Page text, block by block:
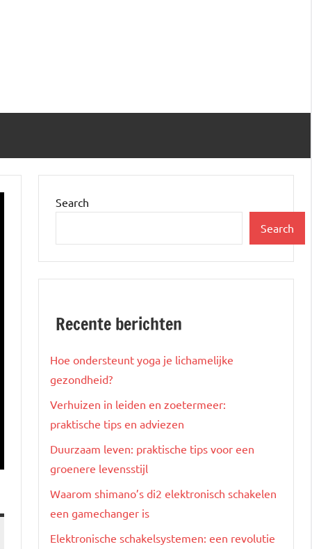
Search
Search
Recente berichten
Hoe ondersteunt yoga je lichamelijke
gezondheid?
Verhuizen in leiden en zoetermeer:
praktische tips en adviezen
Duurzaam leven: praktische tips voor een
groenere levensstijl
Waarom shimano’s di2 elektronisch schakelen
een gamechanger is
Elektronische schakelsystemen: een revolutie